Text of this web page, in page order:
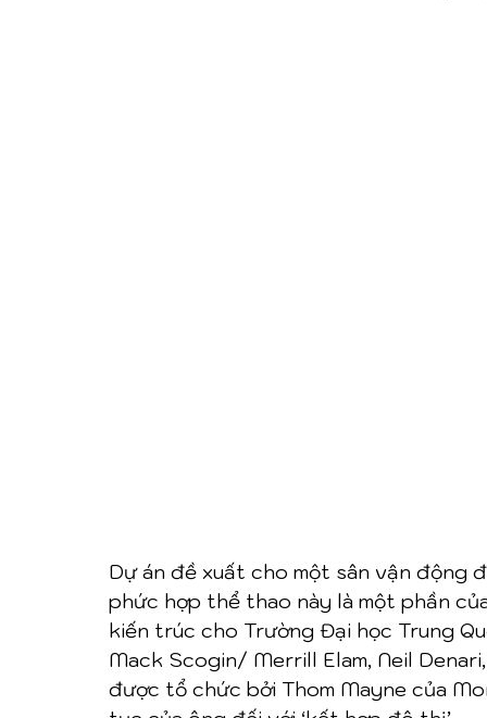
Dự án đề xuất cho một sân vận động
phức hợp thể thao này là một phần
kiến trúc cho Trường Đại học Trung
Mack Scogin/ Merrill Elam, Neil
được tổ chức bởi Thom Mayne của